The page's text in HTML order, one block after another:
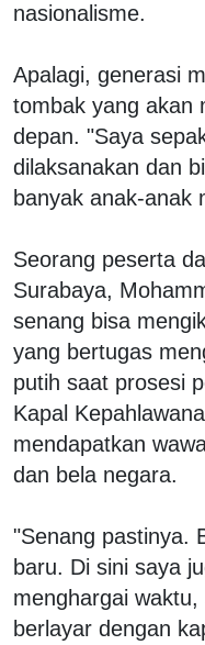
nasionalisme.
Apalagi, generasi
tombak yang akan
depan. "Saya
dilaksanakan dan
banyak anak-anak
Seorang peserta
Surabaya,
senang bisa
yang bertugas
putih saat prosesi
Kapal
mendapatkan
dan bela negara.
"Senang pastinya.
baru. Di sini saya
menghargai
berlayar dengan